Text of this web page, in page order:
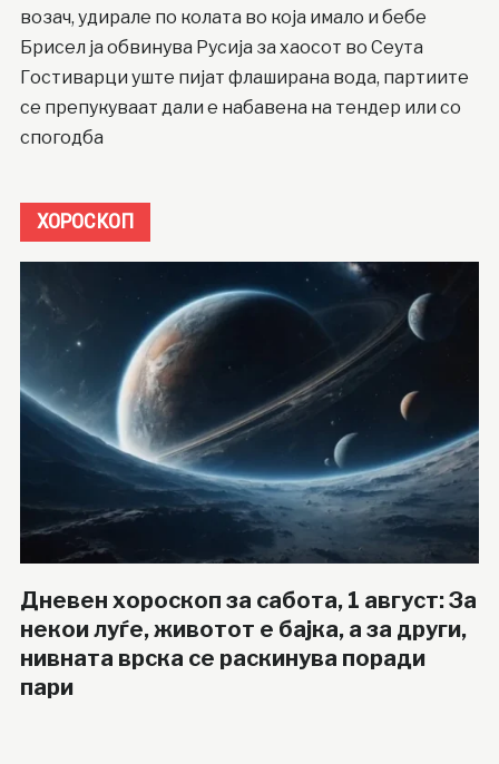
возач, удирале по колата во која имало и бебе
Брисел ја обвинува Русија за хаосот во Сеута
Гостиварци уште пијат флаширана вода, партиите
се препукуваат дали е набавена на тендер или со
спогодба
ХОРОСКОП
Дневен хороскоп за сабота, 1 август: За
некои луѓе, животот е бајка, а за други,
нивната врска се раскинува поради
пари